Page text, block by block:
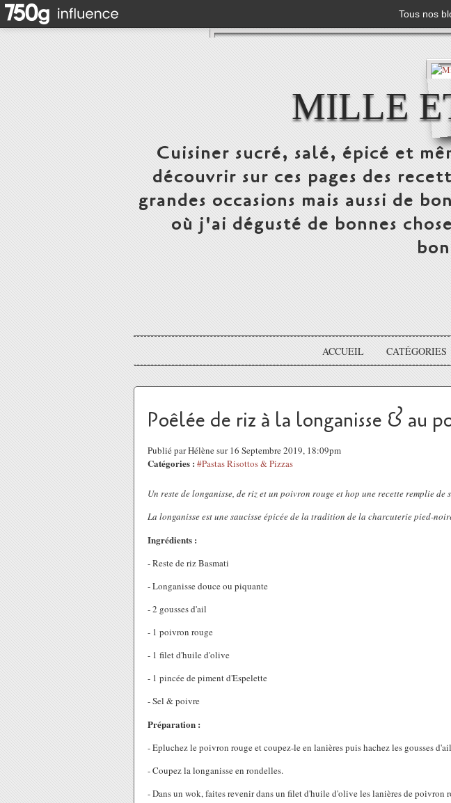
Tous nos
MILLE
Cuisiner sucré, salé, épicé et
découvrir sur ces pages des
grandes occasions mais aussi de
où j'ai dégusté de bonnes
ACCUEIL CATÉGORIES
Poêlée de riz à la longanisse & au
Publié par Hélène sur 16 Septembre 2019, 18:09pm
Catégories : #Pastas Risottos & Pizzas
Un reste de longanisse, de riz et un poivron rouge et hop une recette remplie de
La longanisse est une saucisse épicée de la tradition de la charcuterie pied-
Ingrédients :
- Reste de riz Basmati
- Longanisse douce ou piquante
- 2 gousses d'ail
- 1 poivron rouge
- 1 filet d'huile d'olive
- 1 pincée de piment d'Espelette
- Sel & poivre
Préparation :
- Epluchez le poivron rouge et coupez-le en lanières puis hachez les gousses
- Coupez la longanisse en rondelles.
- Dans un wok, faites revenir dans un filet d'huile d'olive les lanières de poivron